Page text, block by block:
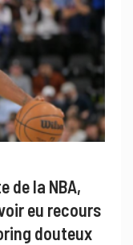
de la NBA,
eu recours
douteux